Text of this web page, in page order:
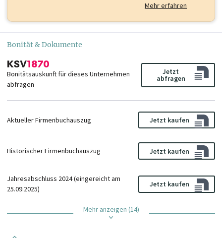
Mehr erfahren
Bonität & Dokumente
Bonitätsauskunft für dieses Unternehmen
abfragen
Jetzt
abfragen
Aktueller Firmenbuchauszug Jetzt kaufen
Historischer Firmenbuchauszug Jetzt kaufen
Jahresabschluss 2024 (eingereicht am
25.09.2025)
Jetzt kaufen
Mehr anzeigen (14)